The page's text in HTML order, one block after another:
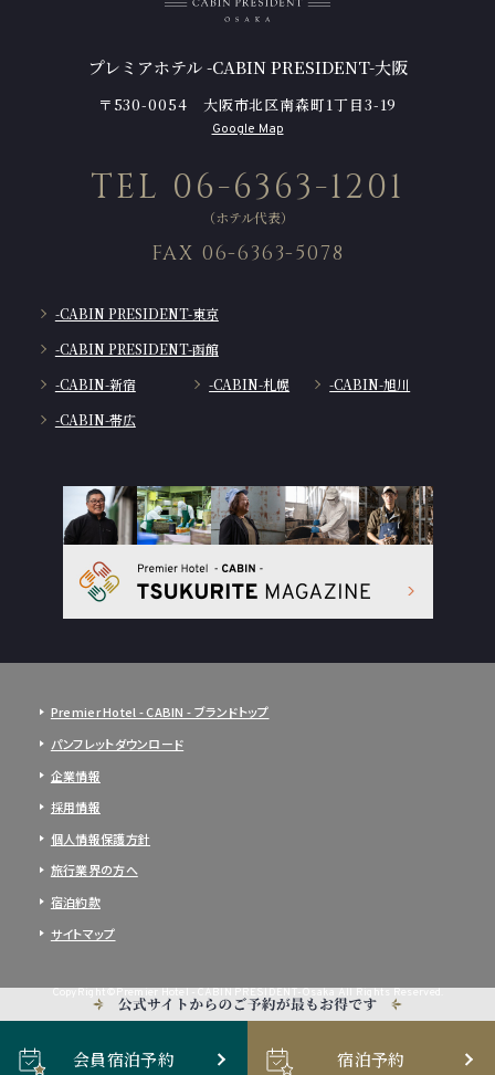
会員宿泊予約 宿泊予約
プレミアホテル -CABIN PRESIDENT-大阪
〒530-0054 大阪市北区南森町1丁目3-19
Google Map
TEL 06-6363-1201
（ホテル代表）
FAX 06-6363-5078
-CABIN PRESIDENT-東京
-CABIN PRESIDENT-函館
-CABIN-新宿
-CABIN-札幌
-CABIN-旭川
-CABIN-帯広
Premier Hotel - CABIN - ブランドトップ
パンフレットダウンロード
企業情報
採用情報
個人情報保護方針
旅行業界の方へ
宿泊約款
サイトマップ
CopyRight©Premier Hotel -CABIN PRESIDENT-Osaka All Rights Reserved.